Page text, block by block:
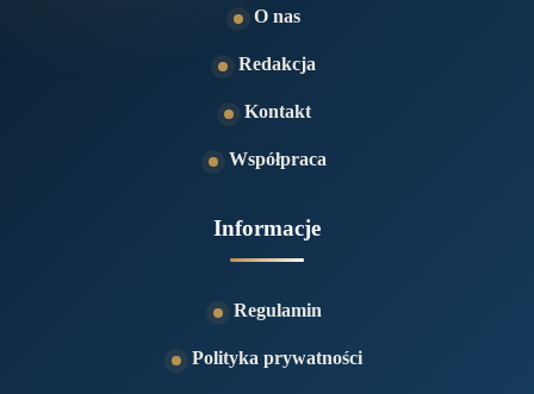
O nas
Redakcja
Kontakt
Współpraca
Informacje
Regulamin
Polityka prywatności